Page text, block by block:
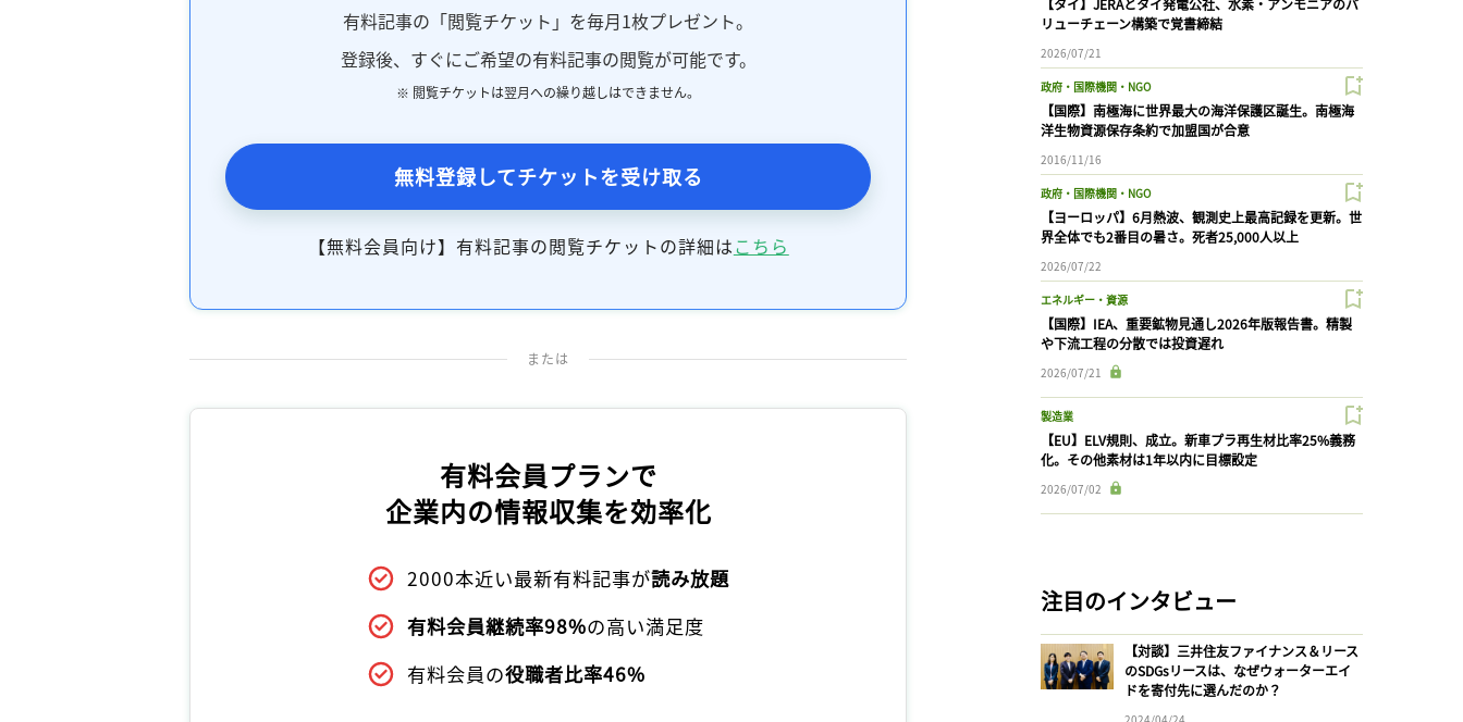
有料記事の「閲覧チケット」を毎月1枚プレゼント。
登録後、すぐにご希望の有料記事の閲覧が可能です。
※ 閲覧チケットは翌月への繰り越しはできません。
無料登録してチケットを受け取る
【無料会員向け】有料記事の閲覧チケットの詳細はこちら
または
有料会員プランで
企業内の情報収集を効率化
2000本近い最新有料記事が読み放題
有料会員継続率98%の高い満足度
有料会員の役職者比率46%
【タイ】JERAとタイ発電公社、水素・アンモニアのバ
リューチェーン構築で覚書締結
2026/07/21
政府・国際機関・NGO
【国際】南極海に世界最大の海洋保護区誕生。南極海
洋生物資源保存条約で加盟国が合意
2016/11/16
政府・国際機関・NGO
【ヨーロッパ】6月熱波、観測史上最高記録を更新。世
界全体でも2番目の暑さ。死者25,000人以上
2026/07/22
エネルギー・資源
【国際】IEA、重要鉱物見通し2026年版報告書。精製
や下流工程の分散では投資遅れ
2026/07/21
製造業
【EU】ELV規則、成立。新車プラ再生材比率25%義務
化。その他素材は1年以内に目標設定
2026/07/02
注目のインタビュー
【対談】三井住友ファイナンス＆リース
のSDGsリースは、なぜウォーターエイ
ドを寄付先に選んだのか？